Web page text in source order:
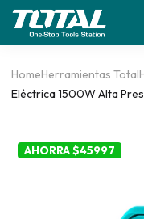
HomeHerramientas Total
Eléctrica 1500W Alta
AHORRA $45997